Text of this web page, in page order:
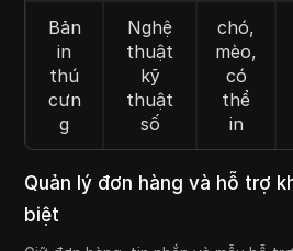
Bản
in
thú
cưn
g
Nghệ
thuật
kỹ
thuật
số
chó,
mèo,
có
thể
in
Quản lý đơn hàng và hỗ trợ
biệt